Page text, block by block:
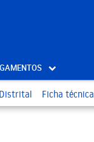
Ficha técnica